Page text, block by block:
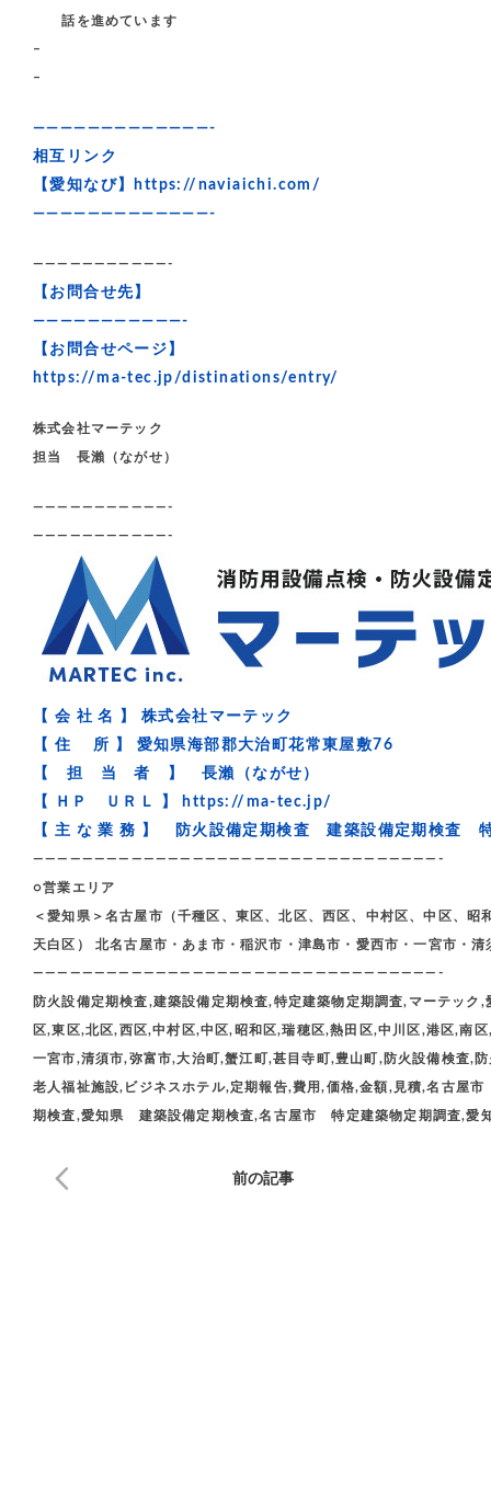
話を進めています
–
–
—————————————-
相互リンク
【愛知なび】
https://naviaichi.com/
—————————————-
———————————-
【お問合せ先】
———————————-
【お問合せページ】
https://ma-tec.jp/distinations/entry/
株式会社マーテック
担当 長瀨（ながせ）
———————————-
———————————-
【 会 社 名 】 株式会社マーテック
【 住 所 】 愛知県海部郡大治町花常東屋敷76
【 担 当 者 】 長瀨（ながせ）
【 ＨＰ ＵＲＬ 】
https://ma-tec.jp/
【 主 な 業 務 】 防火設備定期検査 建築設備定期検査
—————————————————————————————————-
○営業エリア
＜愛知県＞名古屋市（千種区、東区、北区、西区、中村区、中区、
天白区） 北名古屋市・あま市・稲沢市・津島市・愛西市・一宮市・
—————————————————————————————————-
防火設備定期検査,建築設備定期検査,特定建築物定期調査,マーテッ
区,東区,北区,西区,中村区,中区,昭和区,瑞穂区,熱田区,中川区,港区,南
一宮市,清須市,弥富市,大治町,蟹江町,甚目寺町,豊山町,防火設備検査,
老人福祉施設,ビジネスホテル,定期報告,費用,価格,金額,見積,名古
期検査,愛知県 建築設備定期検査,名古屋市 特定建築物定期調査,愛
前の記事